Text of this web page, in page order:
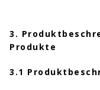
3.
Produkte
3.1